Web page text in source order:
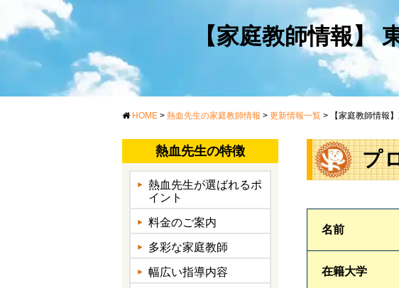
【家庭教師情報】
HOME > 熱血先生の家庭教師情報 > 更新情報一覧 > 【家庭教師情
プ
名前
在籍大学
熱血先生の特徴
熱血先生が選ばれるポ
イント
料金のご案内
多彩な家庭教師
幅広い指導内容